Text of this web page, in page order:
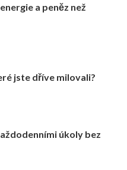
a peněz než
jste dříve milovali?
úkoly bez